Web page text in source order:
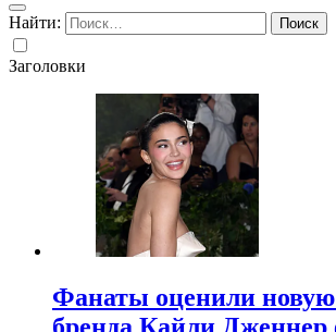
Найти:
Заголовки
Фанаты оценили